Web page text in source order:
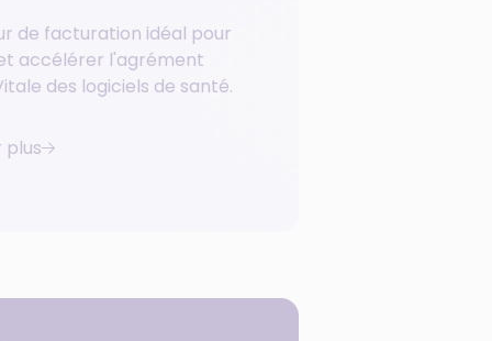
de facturation idéal pour
accélérer l'agrément
des logiciels de santé.
plus